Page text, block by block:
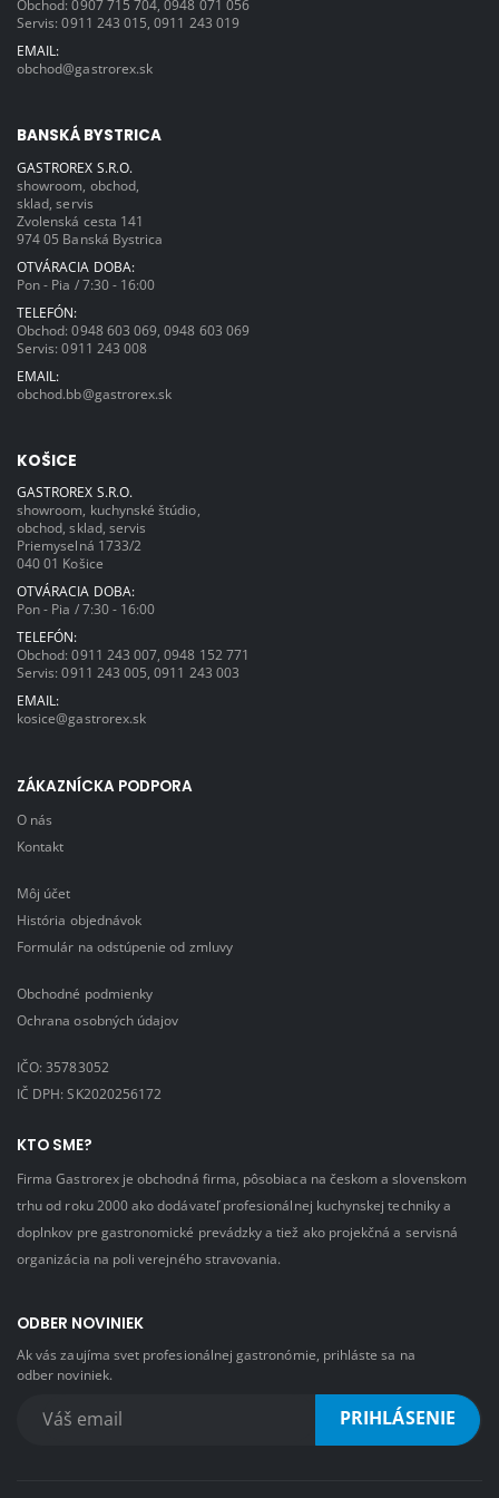
Obchod:0907 715 704 ,0948 071 056
Servis:0911 243 015 ,0911 243 019
EMAIL:
obchod@gastrorex.sk
BANSKÁ BYSTRICA
GASTROREX S.R.O.
showroom, obchod,
sklad, servis
Zvolenská cesta 141
974 05 Banská Bystrica
OTVÁRACIA DOBA:
Pon - Pia / 7:30 - 16:00
TELEFÓN:
Obchod:0948 603 069 ,0948 603 069
Servis:0911 243 008
EMAIL:
obchod.bb@gastrorex.sk
KOŠICE
GASTROREX S.R.O.
showroom, kuchynské štúdio,
obchod, sklad, servis
Priemyselná 1733/2
040 01 Košice
OTVÁRACIA DOBA:
Pon - Pia / 7:30 - 16:00
TELEFÓN:
Obchod:0911 243 007,0948 152 771
Servis:0911 243 005,0911 243 003
EMAIL:
kosice@gastrorex.sk
ZÁKAZNÍCKA PODPORA
O nás
Kontakt
Môj účet
História objednávok
Formulár na odstúpenie od zmluvy
Obchodné podmienky
Ochrana osobných údajov
IČO: 35783052
IČ DPH: SK2020256172
KTO SME?
Firma Gastrorex je obchodná firma, pôsobiaca na českom a slovenskom
trhu od roku 2000 ako dodávateľ profesionálnej kuchynskej techniky a
doplnkov pre gastronomické prevádzky a tiež ako projekčná a servisná
organizácia na poli verejného stravovania.
ODBER NOVINIEK
Ak vás zaujíma svet profesionálnej gastronómie, prihláste sa na
odber noviniek.